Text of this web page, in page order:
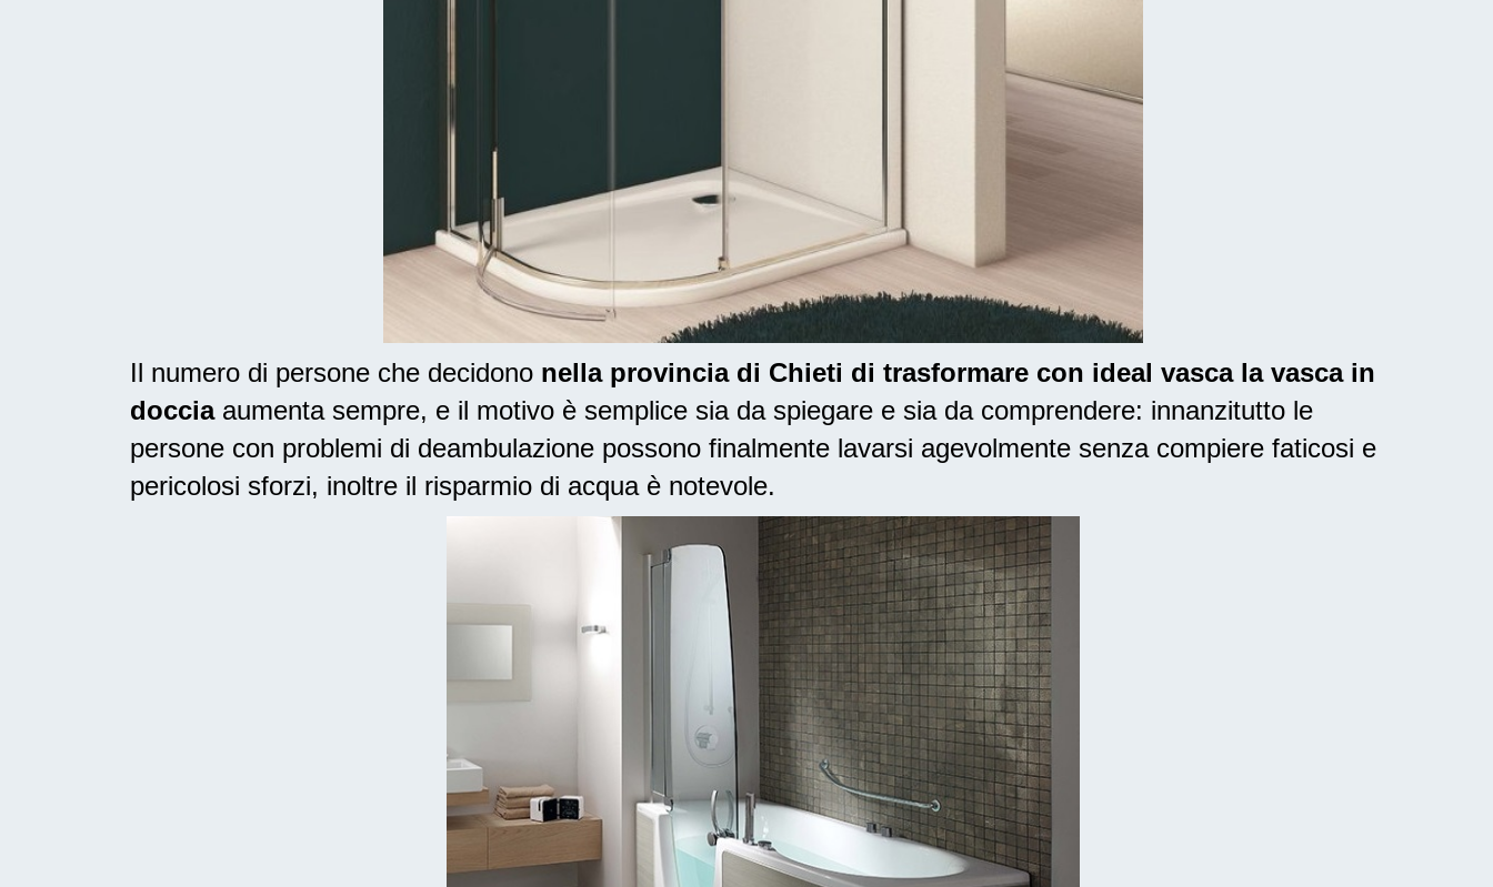
Il numero di persone che decidono nella provincia di Chieti di trasformare con ideal vasca la vasca in
docciaaumenta sempre, e il motivo è semplice sia da spiegare e sia da comprendere: innanzitutto le
persone con problemi di deambulazione possono finalmente lavarsi agevolmente senza compiere faticosi e
pericolosi sforzi, inoltre il risparmio di acqua è notevole.